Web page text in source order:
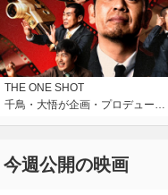
THE ONE SHOT
千鳥・大悟が企画・プロデュー…
今週公開の映画